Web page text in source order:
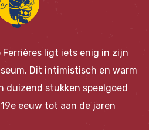
ligt iets enig in zijn
Dit intimistisch en warm
duizend stukken speelgoed
eeuw tot aan de jaren